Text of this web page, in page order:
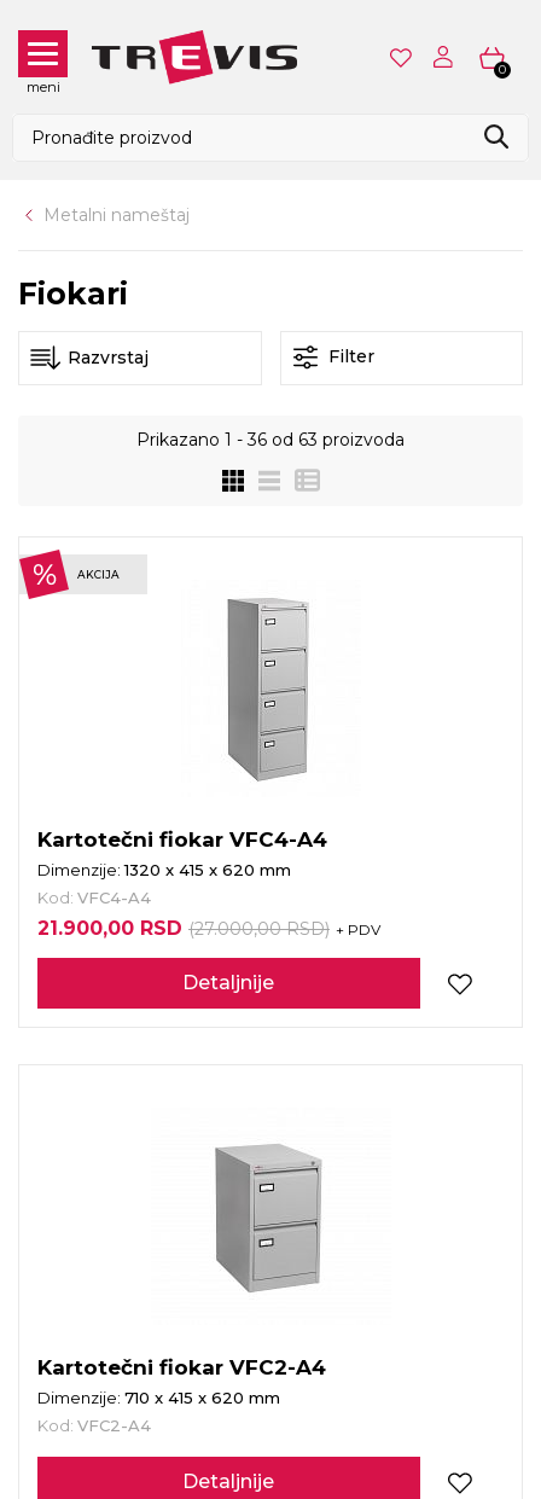
meni
0
Metalni nameštaj
Fiokari
Filter
Prikazano 1 - 36 od 63 proizvoda
AKCIJA
Kartotečni fiokar VFC4-A4
Dimenzije:1320 x 415 x 620 mm
Kod: VFC4-A4
21.900,00 RSD (27.000,00 RSD) + PDV
Detaljnije
Kartotečni fiokar VFC2-A4
Dimenzije: 710 x 415 x 620 mm
Kod: VFC2-A4
Detaljnije